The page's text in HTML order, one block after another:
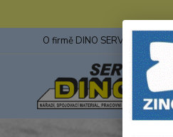
O firmě DINO SERVIS s.r.o.